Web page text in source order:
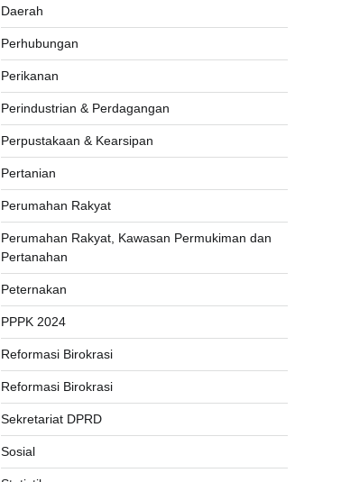
Daerah
Perhubungan
Perikanan
Perindustrian & Perdagangan
Perpustakaan & Kearsipan
Pertanian
Perumahan Rakyat
Perumahan Rakyat, Kawasan Permukiman dan
Pertanahan
Peternakan
PPPK 2024
Reformasi Birokrasi
Reformasi Birokrasi
Sekretariat DPRD
Sosial